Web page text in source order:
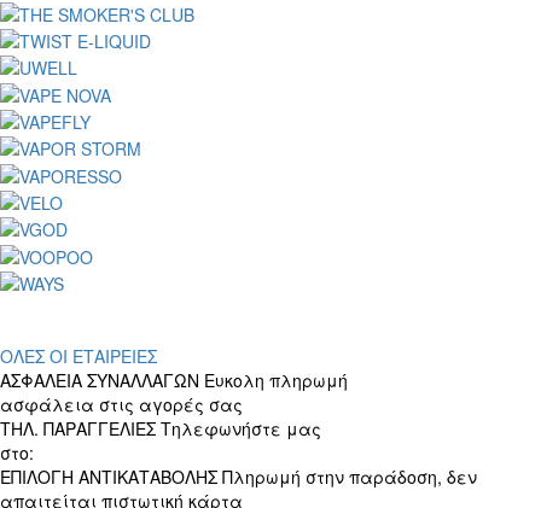
ΟΛΕΣ ΟΙ ΕΤΑΙΡΕΙΕΣ
ΑΣΦΑΛΕΙΑ ΣΥΝΑΛΛΑΓΩΝ Ευκολη πληρωμή
ασφάλεια στις αγορές σας
ΤΗΛ. ΠΑΡΑΓΓΕΛΙΕΣ Τηλεφωνήστε μας
στο:
ΕΠΙΛΟΓΗ ΑΝΤΙΚΑΤΑΒΟΛΗΣ Πληρωμή στην παράδοση, δεν
απαιτείται πιστωτική κάρτα